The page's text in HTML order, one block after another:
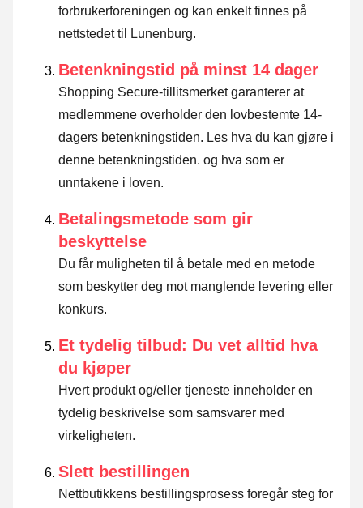
forbrukerforeningen og kan enkelt finnes på
nettstedet til Lunenburg.
Betenkningstid på minst 14 dager
Shopping Secure-tillitsmerket garanterer at
medlemmene overholder den lovbestemte 14-
dagers betenkningstiden. Les hva du kan gjøre i
denne betenkningstiden. og hva som er
unntakene i loven.
Betalingsmetode som gir
beskyttelse
Du får muligheten til å betale med en metode
som beskytter deg mot manglende levering eller
konkurs.
Et tydelig tilbud: Du vet alltid hva
du kjøper
Hvert produkt og/eller tjeneste inneholder en
tydelig beskrivelse som samsvarer med
virkeligheten.
Slett bestillingen
Nettbutikkens bestillingsprosess foregår steg for